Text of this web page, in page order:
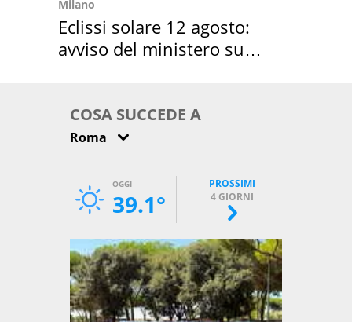
Milano
Eclissi solare 12 agosto:
avviso del ministero su